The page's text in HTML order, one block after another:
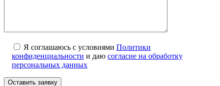
Я соглашаюсь с условиями Политики
конфиденциальности и даю согласие на обработку
персональных данных